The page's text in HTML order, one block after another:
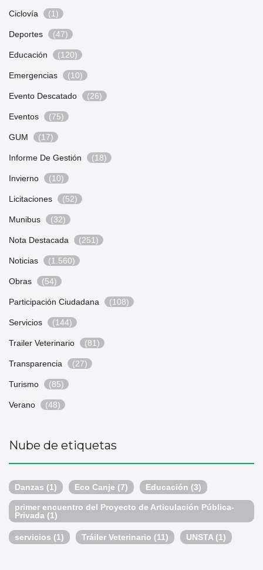
Ciclovía (1)
Deportes (47)
Educación (120)
Emergencias (10)
Evento Descatado (26)
Eventos (75)
GUM (17)
Informe De Gestión (18)
Invierno (10)
Licitaciones (52)
Munibus (32)
Nota Destacada (251)
Noticias (1.560)
Obras (54)
Participación Ciudadana (108)
Servicios (144)
Trailer Veterinario (81)
Transparencia (27)
Turismo (85)
Verano (48)
Nube de etiquetas
Danzas (1) Eco Canje (7) Educación (3)
primer encuentro del Proyecto de Articulación Pública-
Privada (1)
servicios (1) Tráiler Veterinario (11) UNSTA(1)